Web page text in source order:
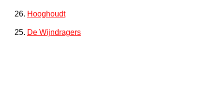
26. Hooghoudt
25. De Wijndragers